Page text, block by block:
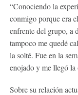
“Conociendo la
conmigo porque era
enfrente del grupo, a
tampoco me quedé
la solté. Fue en la
enojado y me llegó la
Sobre su relación